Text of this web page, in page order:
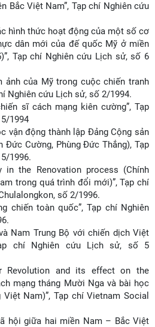
Bắc Việt Nam”, Tạp chí Nghiên cứu
hình thức hoạt động của một số cơ
dân mới của đế quốc Mỹ ở miền
Tạp chí Nghiên cứu Lịch sử, số 6
ảnh của Mỹ trong cuộc chiến tranh
Nghiên cứu Lịch sử, số 2/1994.
sĩ cách mạng kiên cường”, Tạp
1994
vận động thành lập Đảng Cộng sản
Đức Cường, Phùng Đức Thắng), Tạp
1996.
in the Renovation process (Chính
trong quá trình đổi mới)”, Tạp chí
số 2/1996.
chiến toàn quốc”, Tạp chí Nghiên
Nam Trung Bộ với chiến dịch Việt
chí Nghiên cứu Lịch sử, số 5
Revolution and its effect on the
mạng tháng Mười Nga và bài học
Nam)”, Tạp chí Vietnam Social
hội giữa hai miền Nam – Bắc Việt